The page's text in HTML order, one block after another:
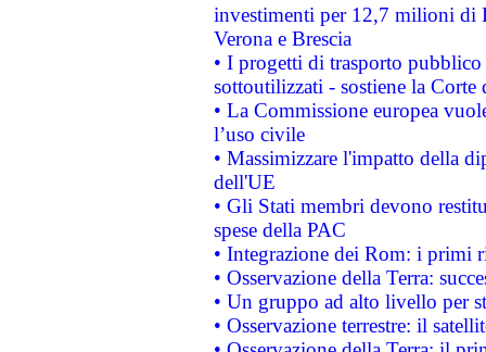
investimenti per 12,7 milioni di
Verona e Brescia
• I progetti di trasporto
sottoutilizzati - sostiene la Corte
• La Commissione europea
l’uso civile
• Massimizzare l'impatto della
dell'UE
• Gli Stati membri devono
spese della PAC
• Integrazione dei Rom: i primi
• Osservazione della Terra:
• Un gruppo ad alto livello per
• Osservazione terrestre: il